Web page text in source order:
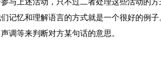
与上述活动，只不过二者处理这些活动的
记忆和理解语言的方式就是一个很好的
调等来判断对方某句话的意思。